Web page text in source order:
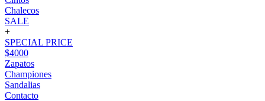
Chalecos
SALE
+
SPECIAL PRICE
$4000
Zapatos
Championes
Sandalias
Contacto